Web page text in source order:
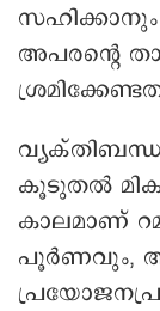
സഹിക്കാനും
അപരന്റെ
കൂടുതൽ
കാലമാണ്
പൂർണവും,